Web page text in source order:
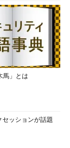
馬」とは
セッションが話題